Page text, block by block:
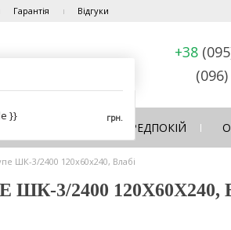
Гарантія Відгуки
}} грн.
+38
(096)
ПЕРЕДПОКІЙ
ШК-3/2400 120х60х240, Влабі
3/2400 120Х60Х240,